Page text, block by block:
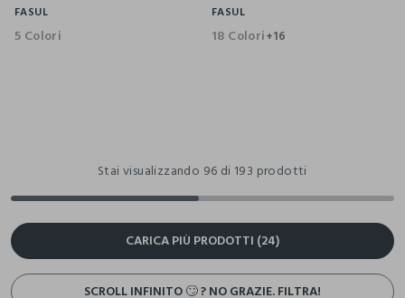
FASUL
5 Colori
FASUL
18 Colori+16
Stai visualizzando 96 di 193 prodotti
CARICA PIÙ PRODOTTI (24)
SCROLL INFINITO 🙄 ? NO GRAZIE. FILTRA!